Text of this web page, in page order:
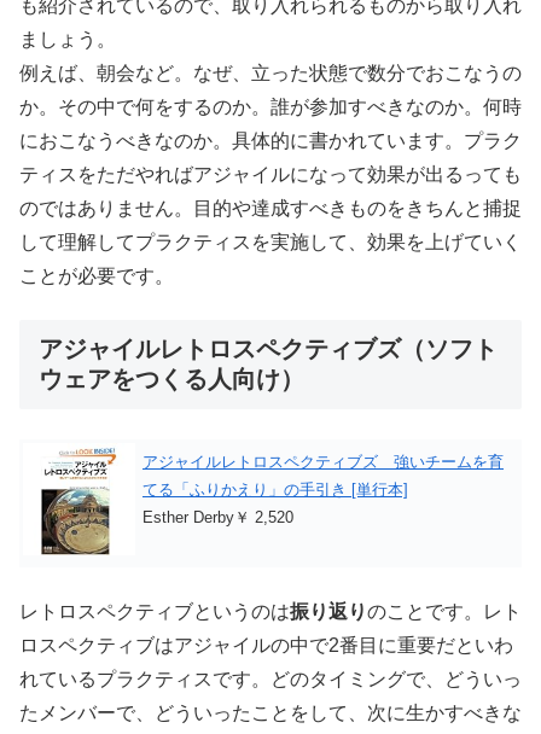
も紹介されているので、取り入れられるものから取り入れ
ましょう。
例えば、朝会など。なぜ、立った状態で数分でおこなうの
か。その中で何をするのか。誰が参加すべきなのか。何時
におこなうべきなのか。具体的に書かれています。プラク
ティスをただやればアジャイルになって効果が出るっても
のではありません。目的や達成すべきものをきちんと捕捉
して理解してプラクティスを実施して、効果を上げていく
ことが必要です。
アジャイルレトロスペクティブズ（ソフト
ウェアをつくる人向け）
アジャイルレトロスペクティブズ 強いチームを育
てる「ふりかえり」の手引き [単行本]
Esther Derby￥ 2,520
レトロスペクティブというのは振り返りのことです。レト
ロスペクティブはアジャイルの中で2番目に重要だといわ
れているプラクティスです。どのタイミングで、どういっ
たメンバーで、どういったことをして、次に生かすべきな